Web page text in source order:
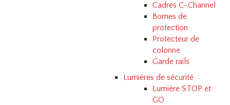
Cadres C-Channel
Bornes de
protection
Protecteur de
colonne
Garde rails
Lumières de sécurité
Lumière STOP et
GO